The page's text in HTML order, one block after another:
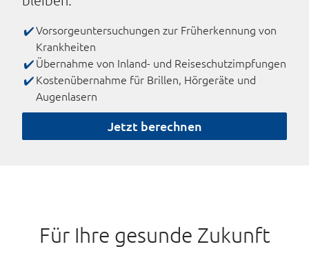
Vorsorgeuntersuchungen zur Früherkennung von
Krankheiten
Übernahme von Inland- und Reiseschutzimpfungen
Kostenübernahme für Brillen, Hörgeräte und
Augenlasern
Jetzt berechnen
Für Ihre gesunde Zukunft